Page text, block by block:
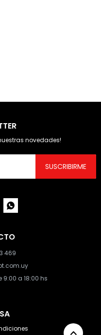
469
9:00 a 18:00 hs
novedades!
SUSCRIBIRME
